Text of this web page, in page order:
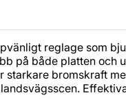
reglage som
på både platten och
starkare bromskraft